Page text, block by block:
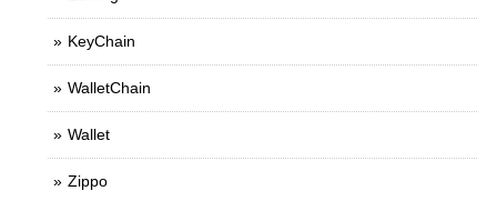
KeyChain
WalletChain
Wallet
Zippo